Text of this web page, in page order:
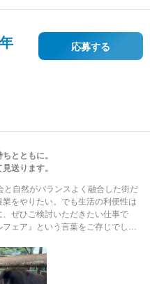
応募する
とともに。
送ります。
自然がバランスよく融合した街だ
をやりたい。でも生活の利便性は
ぜひご検討いただきたい仕事で
ア』という言葉をご存じでしょう
畜産業界でも変わらない『アニマ
私たちのお腹を満たしてくれま
れます】【牛は、地域のつながり